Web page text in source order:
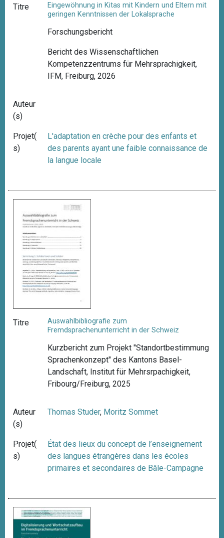
Titre
Eingewöhnung in Kitas mit Kindern und Eltern mit
geringen Kenntnissen der Lokalsprache
Forschungsbericht
Bericht des Wissenschaftlichen
Kompetenzzentrums für Mehrsprachigkeit,
IFM, Freiburg, 2026
Auteur
(s)
Projet(
s)
L'adaptation en crèche pour des enfants et
des parents ayant une faible connaissance de
la langue locale
Titre
Auswahlbibliografie zum
Fremdsprachenunterricht in der Schweiz
Kurzbericht zum Projekt "Standortbestimmung
Sprachenkonzept" des Kantons Basel-
Landschaft, Institut für Mehrsrpachigkeit,
Fribourg/Freiburg, 2025
Auteur
(s)
Thomas Studer, Moritz Sommet
Projet(
s)
État des lieux du concept de l’enseignement
des langues étrangères dans les écoles
primaires et secondaires de Bâle-Campagne